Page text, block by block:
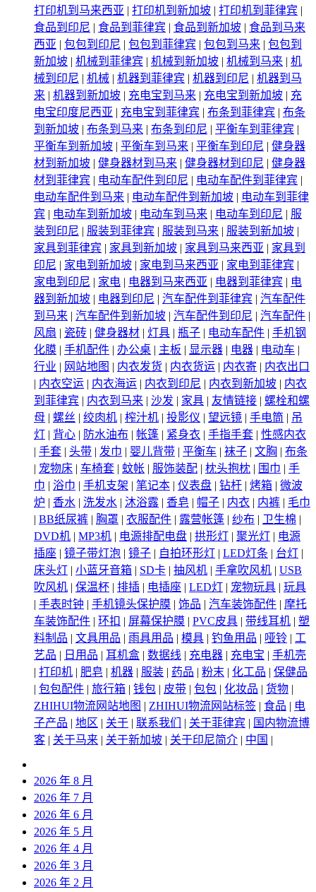
打印机到马来西亚 | 打印机到新加坡 | 打印机到菲律宾 |
食品到印尼 | 食品到菲律宾 | 食品到新加坡 | 食品到马来
西亚 | 包包到印尼 | 包包到菲律宾 | 包包到马来 | 包包到
新加坡 | 机械到菲律宾 | 机械到新加坡 | 机械到马来 | 机
械到印尼 | 机械 | 机器到菲律宾 | 机器到印尼 | 机器到马
来 | 机器到新加坡 | 充电宝到马来 | 充电宝到新加坡 | 充
电宝印度尼西亚 | 充电宝到菲律宾 | 布条到菲律宾 | 布条
到新加坡 | 布条到马来 | 布条到印尼 | 平衡车到菲律宾 |
平衡车到新加坡 | 平衡车到马来 | 平衡车到印尼 | 健身器
材到新加坡 | 健身器材到马来 | 健身器材到印尼 | 健身器
材到菲律宾 | 电动车配件到印尼 | 电动车配件到菲律宾 |
电动车配件到马来 | 电动车配件到新加坡 | 电动车到菲律
宾 | 电动车到新加坡 | 电动车到马来 | 电动车到印尼 | 服
装到印尼 | 服装到菲律宾 | 服装到马来 | 服装到新加坡 |
家具到菲律宾 | 家具到新加坡 | 家具到马来西亚 | 家具到
印尼 | 家电到新加坡 | 家电到马来西亚 | 家电到菲律宾 |
家电到印尼 | 家电 | 电器到马来西亚 | 电器到菲律宾 | 电
器到新加坡 | 电器到印尼 | 汽车配件到菲律宾 | 汽车配件
到马来 | 汽车配件到新加坡 | 汽车配件到印尼 | 汽车配件 |
风扇 | 瓷砖 | 健身器材 | 灯具 | 瓶子 | 电动车配件 | 手机钢
化膜 | 手机配件 | 办公桌 | 主板 | 显示器 | 电器 | 电动车 |
行业 | 网站地图 | 内衣发货 | 内衣货运 | 内衣寄 | 内衣出口
| 内衣空运 | 内衣海运 | 内衣到印尼 | 内衣到新加坡 | 内衣
到菲律宾 | 内衣到马来 | 沙发 | 家具 | 友情链接 | 螺栓和螺
母 | 螺丝 | 绞肉机 | 榨汁机 | 投影仪 | 望远镜 | 手电筒 | 吊
灯 | 背心 | 防水油布 | 帐篷 | 紧身衣 | 手指手套 | 性感内衣
| 手套 | 头带 | 发巾 | 婴儿背带 | 平衡车 | 袜子 | 文胸 | 布条
| 宠物床 | 车椅套 | 蚊帐 | 服饰装配 | 枕头抱枕 | 围巾 | 手
巾 | 浴巾 | 手机支架 | 笔记本 | 仪表盘 | 钻杆 | 烤箱 | 微波
炉 | 香水 | 洗发水 | 沐浴露 | 香皂 | 帽子 | 内衣 | 内裤 | 毛巾
| BB纸尿裤 | 胸罩 | 衣服配件 | 露营帐篷 | 纱布 | 卫生棉 |
DVD机 | MP3机 | 电源排配电盘 | 拱形灯 | 聚光灯 | 电源
插座 | 镜子带灯泡 | 镜子 | 自拍环形灯 | LED灯条 | 台灯 |
床头灯 | 小蓝牙音箱 | SD卡 | 抽风机 | 手拿吹风机 | USB
吹风机 | 保温杯 | 排插 | 电插座 | LED灯 | 宠物玩具 | 玩具
| 手表时钟 | 手机镜头保护膜 | 饰品 | 汽车装饰配件 | 摩托
车装饰配件 | 环扣 | 屏幕保护膜 | PVC皮具 | 带线耳机 | 塑
料制品 | 文具用品 | 雨具用品 | 模具 | 钓鱼用品 | 哑铃 | 工
艺品 | 日用品 | 耳机盒 | 数据线 | 充电器 | 充电宝 | 手机壳
| 打印机 | 肥皂 | 机器 | 服装 | 药品 | 粉末 | 化工品 | 保健品
| 包包配件 | 旅行箱 | 钱包 | 皮带 | 包包 | 化妆品 | 货物 |
ZHIHUI物流网站地图 | ZHIHUI物流网站标签 | 食品 | 电
子产品 | 地区 | 关于 | 联系我们 | 关于菲律宾 | 国内物流博
客 | 关于马来 | 关于新加坡 | 关于印尼简介 | 中国 |
2026 年 8 月
2026 年 7 月
2026 年 6 月
2026 年 5 月
2026 年 4 月
2026 年 3 月
2026 年 2 月